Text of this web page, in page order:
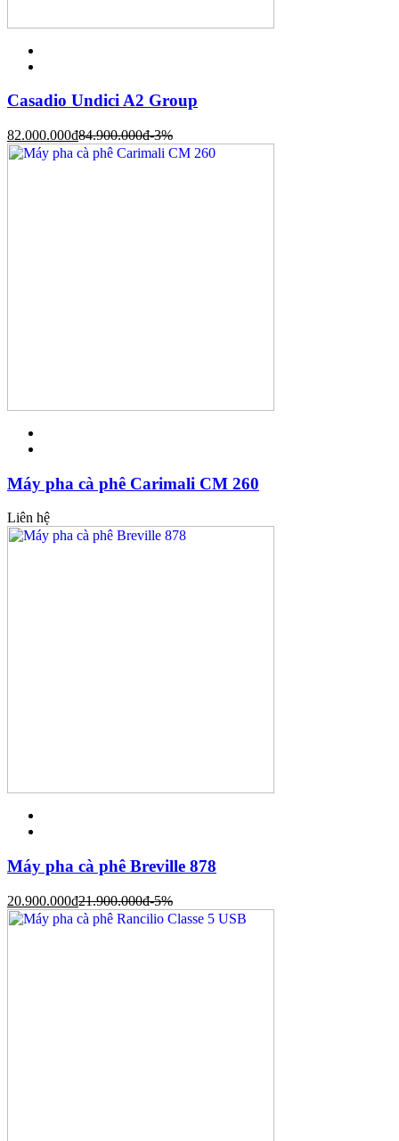
Casadio Undici A2 Group
82.000.000đ84.900.000đ-3%
Máy pha cà phê Carimali CM 260
Liên hệ
Máy pha cà phê Breville 878
20.900.000đ21.900.000đ-5%